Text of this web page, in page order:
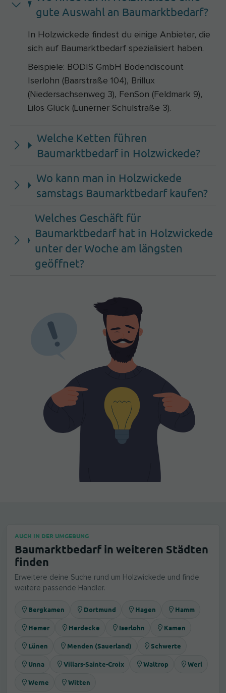
gute Auswahl an Baumarktbedarf?
In Holzwickede findest du einige Anbieter, die
sich auf Baumarktbedarf spezialisiert haben.
Beispiele: BODIS GmbH Bodendiscount
Iserlohn (Baarstraße 104), Brillux
(Niedersachsenweg 3), FenSon (Feldmark 9),
Lilos Glück (Lünerner Schulstraße 3).
Welche Ketten führen
Baumarktbedarf in Holzwickede?
Wo kann man in Holzwickede
samstags Baumarktbedarf kaufen?
Welches Geschäft für
Baumarktbedarf hat in Holzwickede
unter der Woche am längsten
geöffnet?
AUCH IN DER UMGEBUNG
Baumarktbedarf in weiteren Städten
finden
Erweitere deine Suche rund um Holzwickede und finde
weitere passende Händler.
Bergkamen Dortmund Hagen Hamm
Hemer Herdecke Iserlohn Kamen
Lünen Menden (Sauerland) Schwerte
Unna Villars-Sainte-Croix Waltrop Werl
Werne Witten